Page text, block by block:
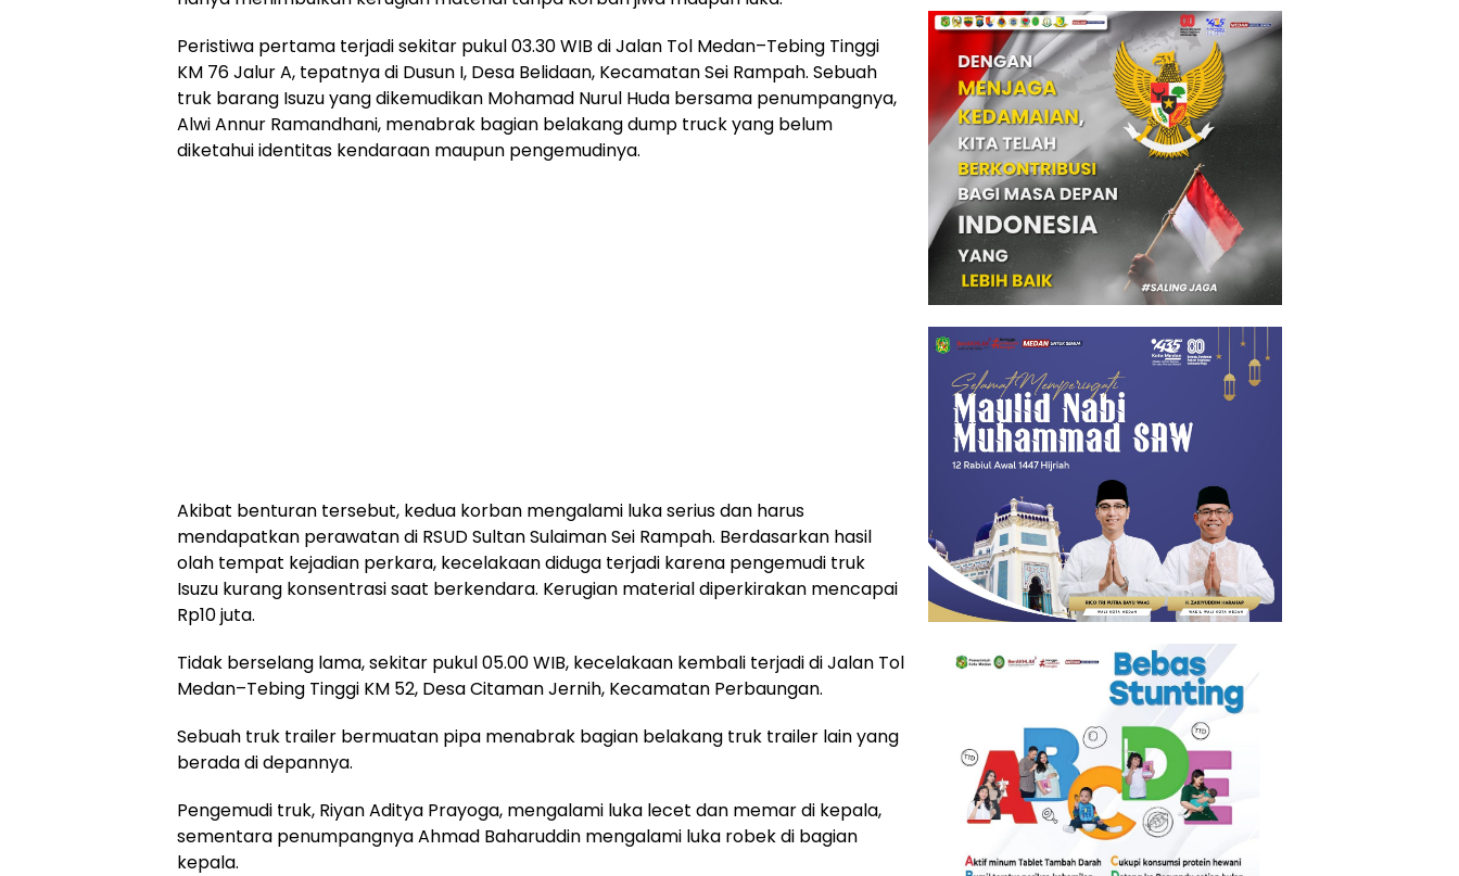
Peristiwa pertama terjadi sekitar pukul 03.30 WIB di Jalan Tol Medan–Tebing Tinggi
KM 76 Jalur A, tepatnya di Dusun I, Desa Belidaan, Kecamatan Sei Rampah. Sebuah
truk barang Isuzu yang dikemudikan Mohamad Nurul Huda bersama penumpangnya,
Alwi Annur Ramandhani, menabrak bagian belakang dump truck yang belum
diketahui identitas kendaraan maupun pengemudinya.
Akibat benturan tersebut, kedua korban mengalami luka serius dan harus
mendapatkan perawatan di RSUD Sultan Sulaiman Sei Rampah. Berdasarkan hasil
olah tempat kejadian perkara, kecelakaan diduga terjadi karena pengemudi truk
Isuzu kurang konsentrasi saat berkendara. Kerugian material diperkirakan mencapai
Rp10 juta.
Tidak berselang lama, sekitar pukul 05.00 WIB, kecelakaan kembali terjadi di Jalan Tol
Medan–Tebing Tinggi KM 52, Desa Citaman Jernih, Kecamatan Perbaungan.
Sebuah truk trailer bermuatan pipa menabrak bagian belakang truk trailer lain yang
berada di depannya.
Pengemudi truk, Riyan Aditya Prayoga, mengalami luka lecet dan memar di kepala,
sementara penumpangnya Ahmad Baharuddin mengalami luka robek di bagian
kepala.